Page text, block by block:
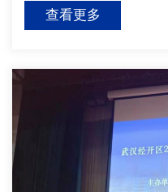
查看更多